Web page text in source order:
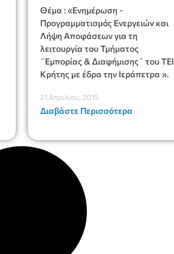
Θέμα : «Ενημέρωση -
Προγραμματισμός Ενεργειών και
Λήψη Αποφάσεων για τη
λειτουργία του Τμήματος
¨Εμπορίας & Διαφήμισης¨ του ΤΕΙ
Κρήτης με έδρα την Ιεράπετρα ».
21 Απριλίου, 2015
Διαβάστε Περισσότερα